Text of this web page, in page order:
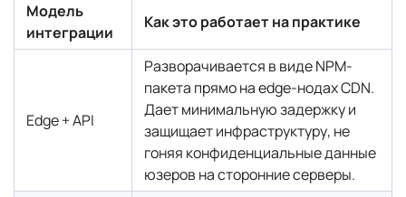
Модель
интеграции
Как это работает на практике
Edge + API
Разворачивается в виде NPM-
пакета прямо на edge-нодах CDN.
Дает минимальную задержку и
защищает инфраструктуру, не
гоняя конфиденциальные данные
юзеров на сторонние серверы.